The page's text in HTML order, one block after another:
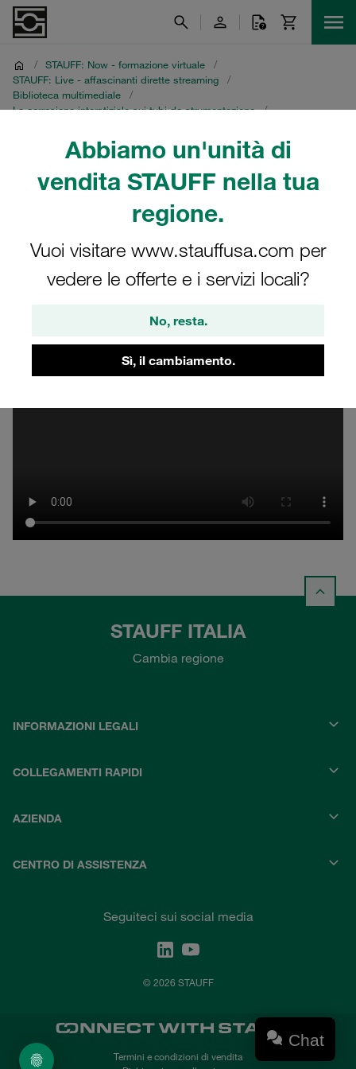
Abbiamo un'unità di
vendita STAUFF nella tua
regione.
Vuoi visitare www.stauffusa.com per
vedere le offerte e i servizi locali?
No, resta.
Sì, il cambiamento.
/ STAUFF: Now - formazione virtuale
/
STAUFF: Live - affascinanti dirette streaming
/
Biblioteca multimediale
/
La corrosione interstiziale sui tubi da strumentazione
/
Registrazione in
portoghese
Diretta streaming STAUFF dell’8 luglio 2021
STAUFF ITALIA
Cambia regione
INFORMAZIONI LEGALI
COLLEGAMENTI RAPIDI
AZIENDA
CENTRO DI ASSISTENZA
Seguiteci sui social media
© 2026 STAUFF
Termini e condizioni di vendita
Chat